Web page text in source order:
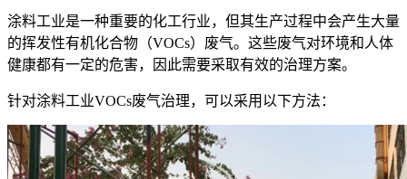
涂料工业是一种重要的化工行业，但其生产过程中会产生大量
的挥发性有机化合物（VOCs）废气。这些废气对环境和人体
健康都有一定的危害，因此需要采取有效的治理方案。
针对涂料工业VOCs废气治理，可以采用以下方法：